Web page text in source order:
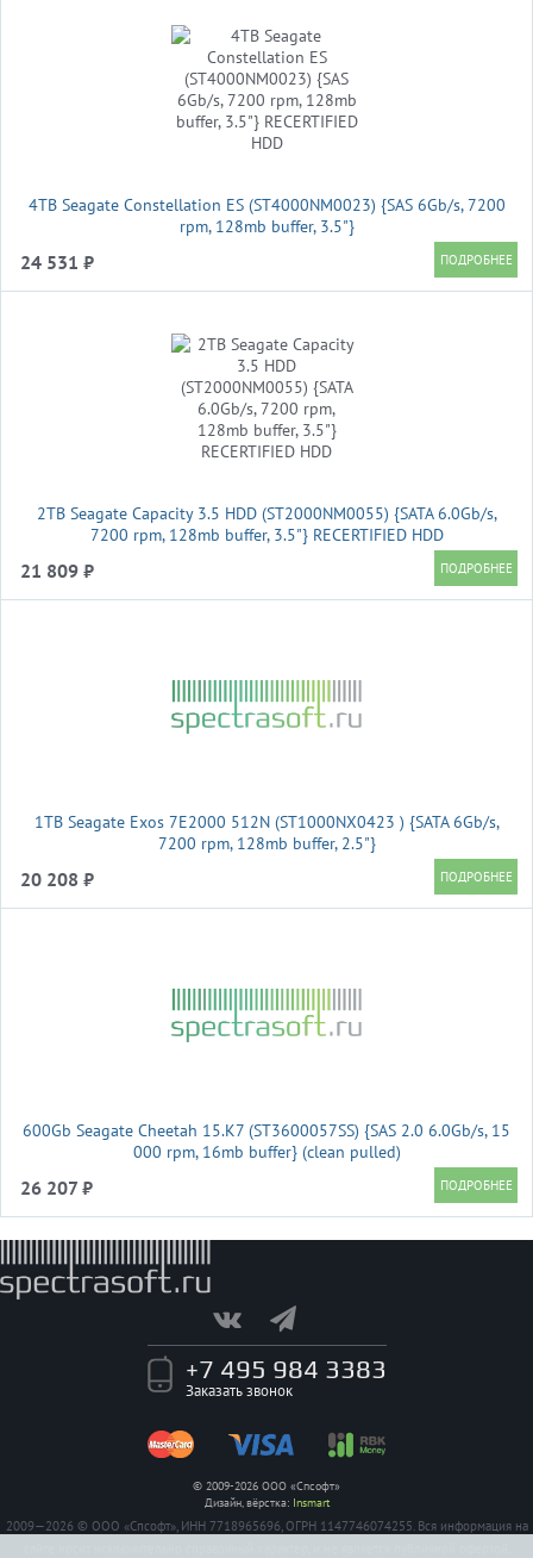
4TB Seagate Constellation ES (ST4000NM0023) {SAS 6Gb/s, 7200
rpm, 128mb buffer, 3.5"}
24 531 ₽
2TB Seagate Capacity 3.5 HDD (ST2000NM0055) {SATA 6.0Gb/s,
7200 rpm, 128mb buffer, 3.5"} RECERTIFIED HDD
21 809 ₽
1TB Seagate Exos 7E2000 512N (ST1000NX0423 ) {SATA 6Gb/s,
7200 rpm, 128mb buffer, 2.5"}
20 208 ₽
600Gb Seagate Cheetah 15.K7 (ST3600057SS) {SAS 2.0 6.0Gb/s, 15
000 rpm, 16mb buffer} (clean pulled)
26 207 ₽
+7 495 984 3383
Заказать звонок
© 2009-2026 ООО «Спсофт»
Дизайн, вёрстка: Insmart
2009—2026 © ООО «Спсофт», ИНН 7718965696, ОГРН 1147746074255. Вся информация на